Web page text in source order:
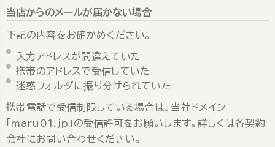
当店からのメールが届かない場合
下記の内容をお確かめください。
入力アドレスが間違えていた
携帯のアドレスで受信していた
迷惑フォルダに振り分けられていた
携帯電話で受信制限している場合は、当社ドメイン
「maru01.jp」の受信許可をお願いします。詳しくは各契約
会社にお問い合わせください。